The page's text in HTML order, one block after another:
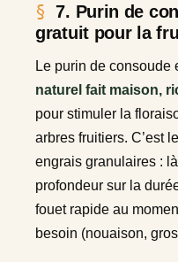
7. Purin de
gratuit pour la
Le purin de consoude
naturel fait maison,
pour stimuler la
arbres fruitiers. C’est
engrais granulaires :
profondeur sur la
fouet rapide au
besoin (nouaison,